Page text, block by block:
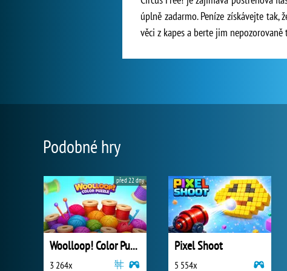
úplně zadarmo. Peníze získávejte
věci z kapes a berte jim
Podobné hry
Woolloop! Color Puzzle
3 264x
před 22 dny
Pixel Shoot
5 554x